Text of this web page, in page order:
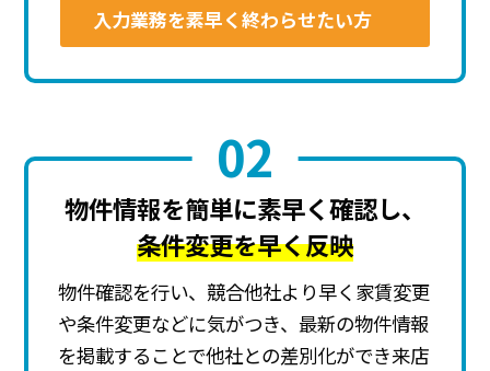
入力業務を素早く終わらせたい方
02
物件情報を簡単に素早く確認し、
条件変更を早く反映
物件確認を行い、競合他社より早く家賃変更
や条件変更などに気がつき、最新の物件情報
を掲載することで他社との差別化ができ来店